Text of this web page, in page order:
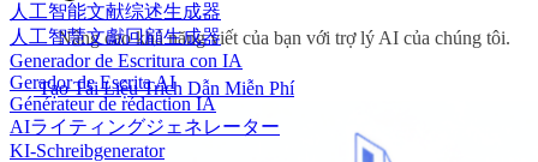
人工智能文献综述生成器
人工智慧文獻回顧生成器
Generador de Escritura con IA
Gerador de Escrita AI
Générateur de rédaction IA
AIライティングジェネレーター
KI-Schreibgenerator
Nâng cao khả năng viết của bạn với trợ lý AI của chúng tôi.
Tạo Tài Liệu Trích Dẫn Miễn Phí